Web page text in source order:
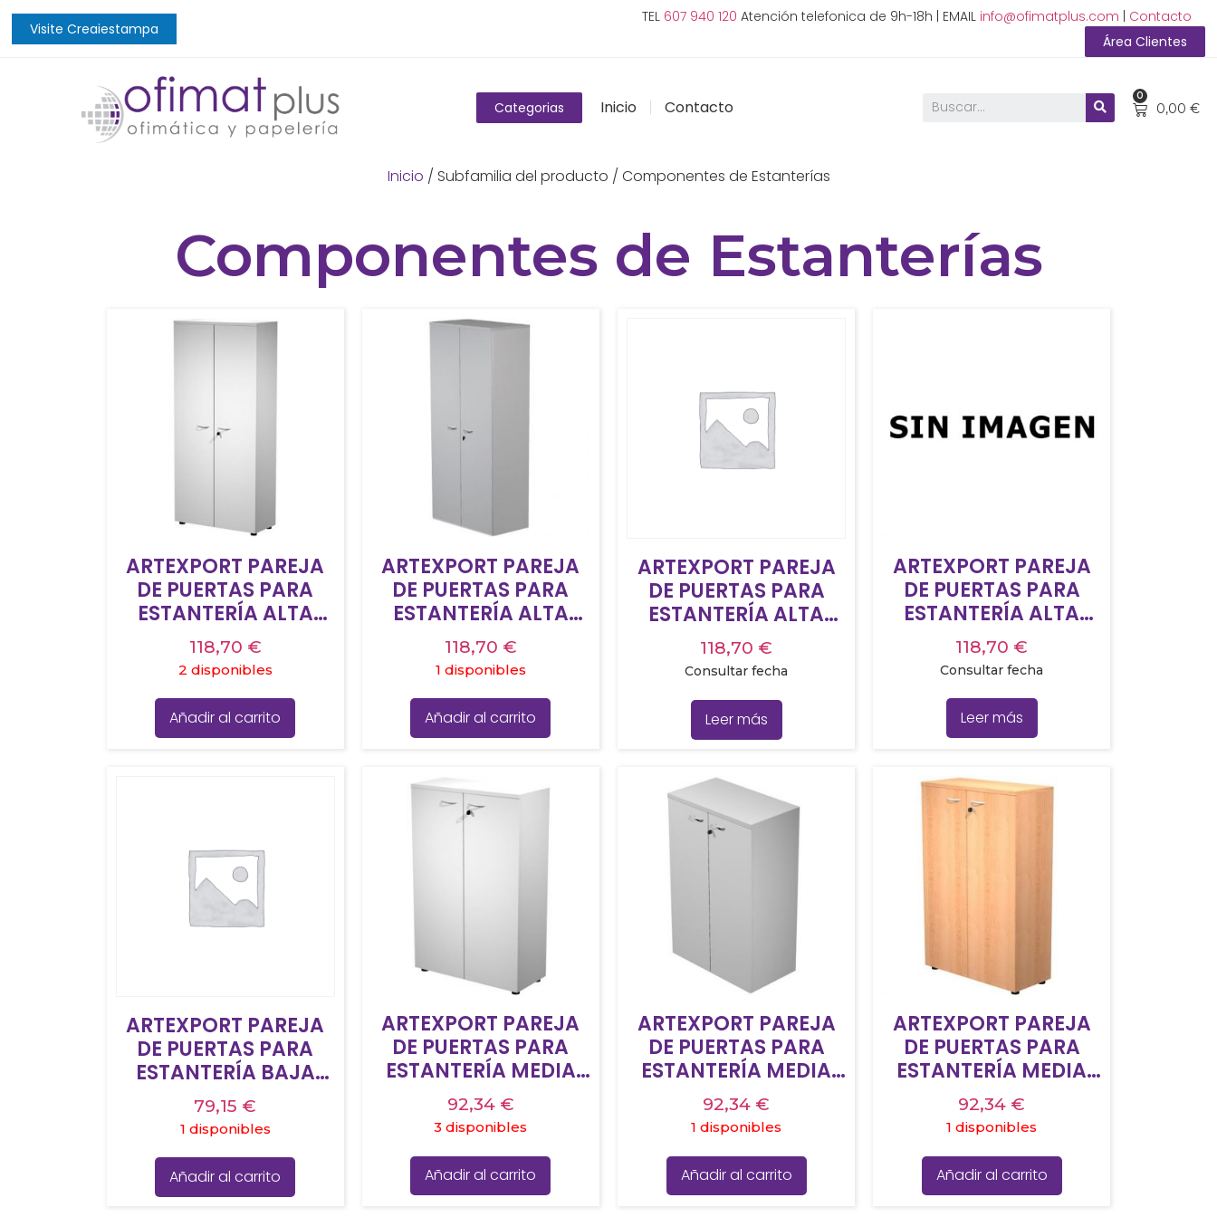
Visite Creaiestampa
TEL 607 940 120 Atención telefonica de 9h-18h | EMAIL info@ofimatplus.com
Contacto
Área Clientes
Categorias Inicio Contacto 0,00 €
0
Inicio / Subfamilia del producto / Componentes de Estanterías
Componentes de Estanterías
ARTEXPORT PAREJA
DE PUERTAS PARA
ESTANTERÍA ALTA
PRESTO 18MM CON
CERRADURA BLANCO
118,70 €
2 disponibles
Añadir al carrito
ARTEXPORT PAREJA
DE PUERTAS PARA
ESTANTERÍA ALTA
PRESTO 18MM CON
CERRADURA GRIS
118,70 €
1 disponibles
Añadir al carrito
ARTEXPORT PAREJA
DE PUERTAS PARA
ESTANTERÍA ALTA
PRESTO 18MM CON
CERRADURA HAYA
118,70 €
Consultar fecha
Leer más
ARTEXPORT PAREJA
DE PUERTAS PARA
ESTANTERÍA ALTA
PRESTO 18MM CON
CERRADURA ROBLE
118,70 €
Consultar fecha
Leer más
ARTEXPORT PAREJA
DE PUERTAS PARA
ESTANTERÍA BAJA
PRESTO 18MM CON
CERRADURA BLANCO
79,15 €
1 disponibles
Añadir al carrito
ARTEXPORT PAREJA
DE PUERTAS PARA
ESTANTERÍA MEDIA
PRESTO 18MM CON
CERRADURA BLANCO
92,34 €
3 disponibles
Añadir al carrito
ARTEXPORT PAREJA
DE PUERTAS PARA
ESTANTERÍA MEDIA
PRESTO 18MM CON
CERRADURA GRIS
92,34 €
1 disponibles
Añadir al carrito
ARTEXPORT PAREJA
DE PUERTAS PARA
ESTANTERÍA MEDIA
PRESTO 18MM CON
CERRADURA HAYA
92,34 €
1 disponibles
Añadir al carrito